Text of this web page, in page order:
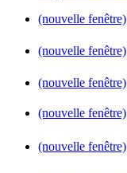
(nouvelle fenêtre)
(nouvelle fenêtre)
(nouvelle fenêtre)
(nouvelle fenêtre)
(nouvelle fenêtre)